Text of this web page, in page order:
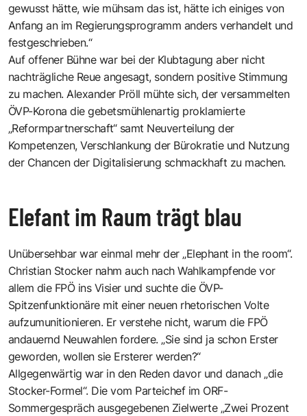
gewusst hätte, wie mühsam das ist, hätte ich einiges von
Anfang an im Regierungsprogramm anders verhandelt und
festgeschrieben.“
Auf offener Bühne war bei der Klubtagung aber nicht
nachträgliche Reue angesagt, sondern positive Stimmung
zu machen. Alexander Pröll mühte sich, der versammelten
ÖVP-Korona die gebetsmühlenartig proklamierte
„Reformpartnerschaft“ samt Neuverteilung der
Kompetenzen, Verschlankung der Bürokratie und Nutzung
der Chancen der Digitalisierung schmackhaft zu machen.
Elefant im Raum trägt blau
Unübersehbar war einmal mehr der „Elephant in the room“.
Christian Stocker nahm auch nach Wahlkampfende vor
allem die FPÖ ins Visier und suchte die ÖVP-
Spitzenfunktionäre mit einer neuen rhetorischen Volte
aufzumunitionieren. Er verstehe nicht, warum die FPÖ
andauernd Neuwahlen fordere. „Sie sind ja schon Erster
geworden, wollen sie Ersterer werden?“
Allgegenwärtig war in den Reden davor und danach „die
Stocker-Formel“. Die vom Parteichef im ORF-
Sommergespräch ausgegebenen Zielwerte „Zwei Prozent